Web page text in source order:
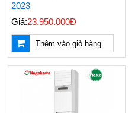
2023
Giá:23.950.000Đ
Thêm vào giỏ hàng